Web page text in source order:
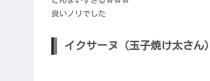
良いノリでした
イクサーヌ（玉子焼け太さん）